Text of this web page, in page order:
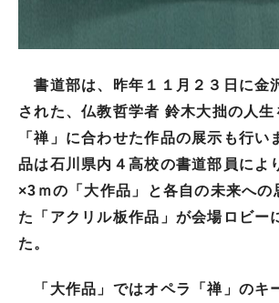
書道部は、昨年１１月２３日に金
された、仏教哲学者 鈴木大拙の人生
「禅」に合わせた作品の展示も行い
品は石川県内４高校の書道部員によ
×3ｍの「大作品」と各自の未来への
た「アクリル板作品」が会場ロビー
た。
「大作品」ではオペラ「禅」のキ